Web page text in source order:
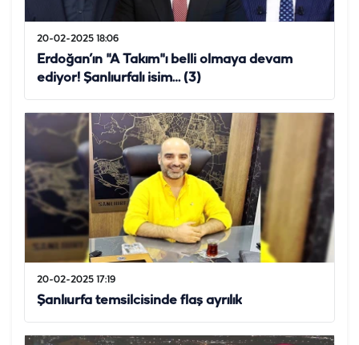
20-02-2025 18:06
Erdoğan’ın "A Takım"ı belli olmaya devam
ediyor! Şanlıurfalı isim… (3)
20-02-2025 17:19
Şanlıurfa temsilcisinde flaş ayrılık